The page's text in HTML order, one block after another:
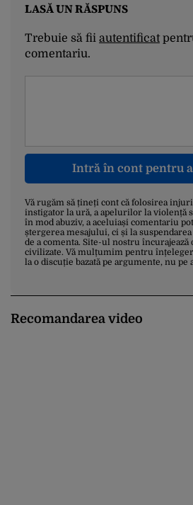
LASĂ UN RĂSPUNS
Trebuie să fii autentificat
comentariu.
Intră în cont pentru
Vă rugăm să țineți cont că folosirea
instigator la ură, a apelurilor la violență
în mod abuziv, a aceluiași comentariu
ștergerea mesajului, ci și la
de a comenta. Site-ul nostru încurajează
civilizate. Vă mulțumim pentru
la o discuție bazată pe argumente, nu pe
Recomandarea video